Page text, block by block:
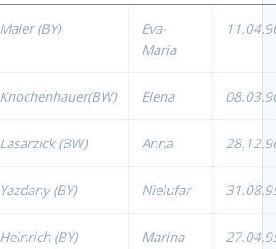
Maier (BY)
Eva-
Maria
Knochenhauer(BW) Elena
Lasarzick (BW) Anna
Yazdany (BY) Nielufar
Heinrich (BY) Marina